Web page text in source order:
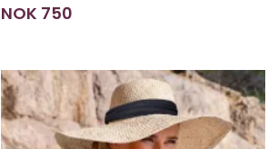
NOK 750